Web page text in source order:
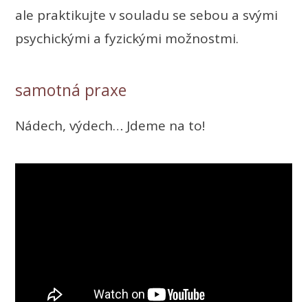
ale praktikujte v souladu se sebou a svými
psychickými a fyzickými možnostmi.
samotná praxe
Nádech, výdech… Jdeme na to!